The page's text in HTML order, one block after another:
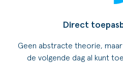
Direct
Geen abstracte theorie,
de volgende dag al kunt